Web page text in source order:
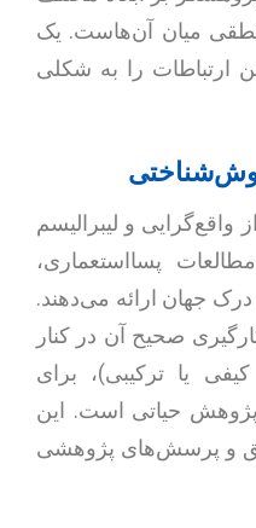
میان آن‌هاست. یک
ارتباطات را به شکلی
واقع‌گرایی و لیبرالیسم
پسااستعماری،
جهان ارائه می‌دهند.
صحیح آن در کنار
یا ترکیبی)، برای
پژوهش حیاتی است. این
و پرسش‌های پژوهشی